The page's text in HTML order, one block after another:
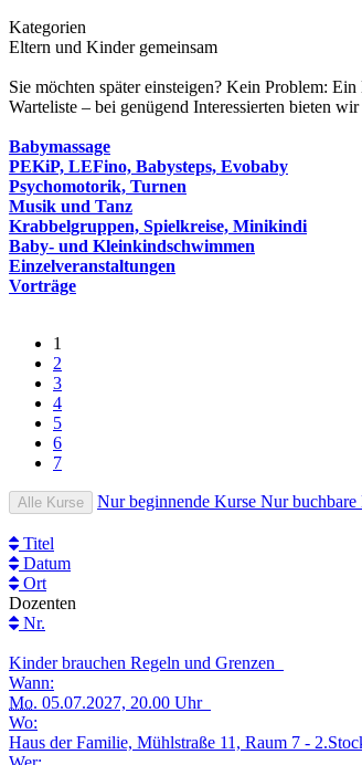
Kategorien
Eltern und Kinder gemeinsam
Sie möchten später einsteigen? Kein Problem:
Warteliste – bei genügend Interessierten bieten
Babymassage
PEKiP, LEFino, Babysteps, Evobaby
Psychomotorik, Turnen
Musik und Tanz
Krabbelgruppen, Spielkreise, Minikindi
Baby- und Kleinkindschwimmen
Einzelveranstaltungen
Vorträge
1
2
3
4
5
6
7
Alle Kurse Nur beginnende Kurse Nur buchbare
Titel
Datum
Ort
Dozenten
Nr.
Kinder brauchen Regeln und Grenzen
Wann:
Mo. 05.07.2027, 20.00 Uhr
Wo:
Haus der Familie, Mühlstraße 11, Raum 7 -